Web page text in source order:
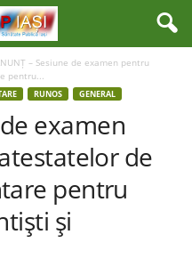
– Sesiune de examen pentru
pentru...
RUNOS GENERAL
examen
de
pentru
şi